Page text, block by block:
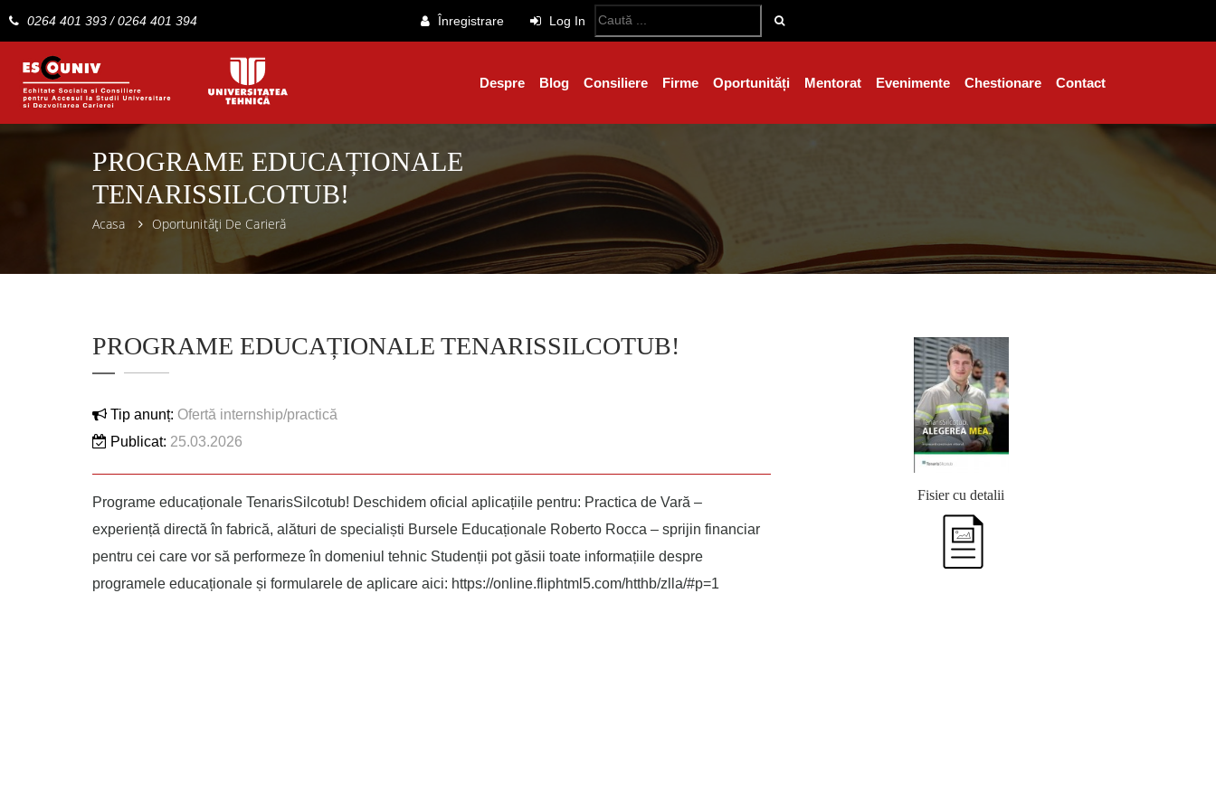
0264 401 393 / 0264 401 394 Înregistrare Log In
Despre Blog Consiliere Firme Oportunități Mentorat Evenimente Chestionare Contact
PROGRAME EDUCAȚIONALE
TENARISSILCOTUB!
Acasa Oportunități De Carieră
PROGRAME EDUCAȚIONALE TENARISSILCOTUB!
Tip anunț: Ofertă internship/practică
Publicat: 25.03.2026
Programe educaționale TenarisSilcotub! Deschidem oficial aplicațiile pentru: Practica de Vară –
experiență directă în fabrică, alături de specialiști Bursele Educaționale Roberto Rocca – sprijin financiar
pentru cei care vor să performeze în domeniul tehnic Studenții pot găsii toate informațiile despre
programele educaționale și formularele de aplicare aici: https://online.fliphtml5.com/htthb/zlla/#p=1
Fisier cu detalii